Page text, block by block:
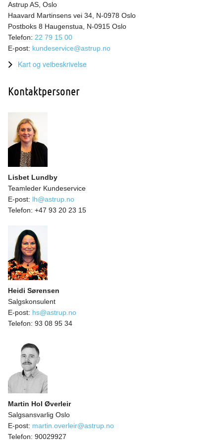
IKT
Kvalitetsstyring
Astrup AS, Oslo
Haavard Martinsens vei 34, N-0978 Oslo
Postboks 8 Haugenstua, N-0915 Oslo
Telefon: 22 79 15 00
E-post: kundeservice@astrup.no
Kart og veibeskrivelse
Kontaktpersoner
Lisbet Lundby
Teamleder Kundeservice
E-post: lh@astrup.no
Telefon: +47 93 20 23 15
Heidi Sørensen
Salgskonsulent
E-post: hs@astrup.no
Telefon: 93 08 95 34
Martin Hol Øverleir
Salgsansvarlig Oslo
E-post: martin.overleir@astrup.no
Telefon: 90029927